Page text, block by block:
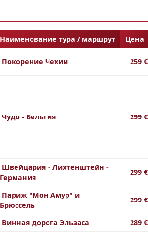
Наименование тура / маршрут Цена
Покорение Чехии 259 €
Чудо - Бельгия 299 €
Швейцария - Лихтенштейн -
Германия
299 €
Париж "Мон Амур" и
Брюссель
299 €
Винная дорога Эльзаса
289 €